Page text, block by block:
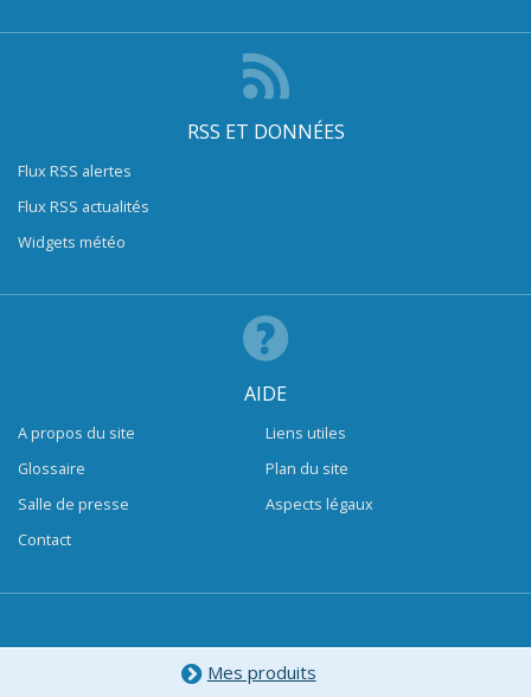
RSS ET DONNÉES
Flux RSS alertes
Flux RSS actualités
Widgets météo
AIDE
A propos du site
Glossaire
Salle de presse
Contact
Liens utiles
Plan du site
Aspects légaux
Mes produits